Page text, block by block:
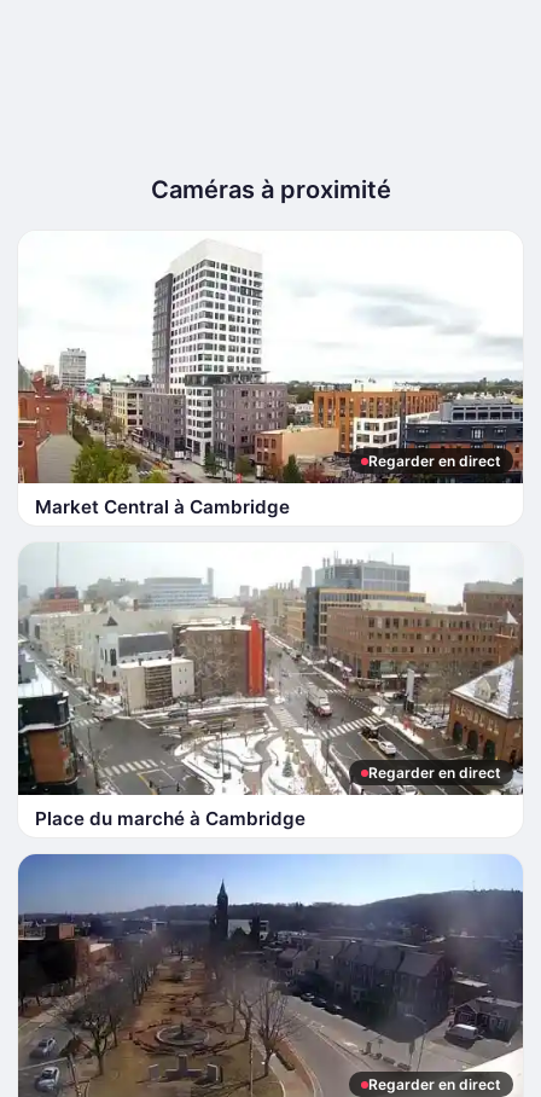
Caméras à proximité
Regarder en direct
Market Central à Cambridge
Regarder en direct
Place du marché à Cambridge
Regarder en direct